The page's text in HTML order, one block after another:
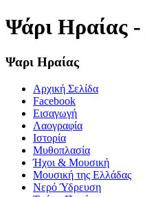
Ψάρι Ηραίας
Ψαρι Ηραίας
Αρχική Σελίδα
Facebook
Εισαγωγή
Λαογραφία
Ιστορία
Μυθοπλασία
Ήχοι & Μουσική
Μουσική της Ελλάδας
Νερό Ύδρευση